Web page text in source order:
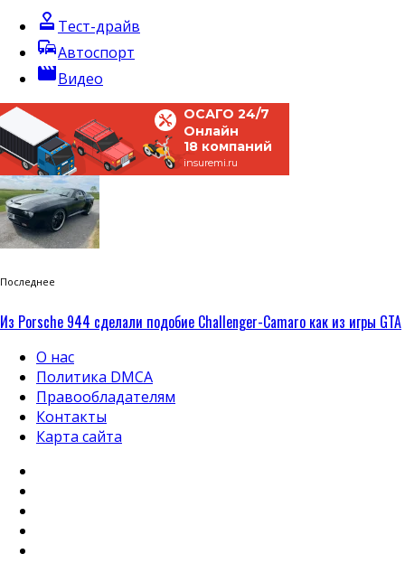
approval Тест-драйв
commuteАвтоспорт
movieВидео
ОСАГО 24/7
Онлайн
18 компаний
insuremi.ru
Последнее
Из Porsche 944 сделали подобие Challenger-Camaro как из игры GTA
О нас
Политика DMCA
Правообладателям
Контакты
Карта сайта